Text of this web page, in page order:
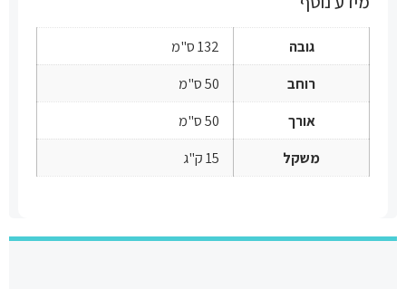
גובה
132 ס"מ
רוחב
50 ס"מ
אורך
50 ס"מ
משקל
15 ק"ג